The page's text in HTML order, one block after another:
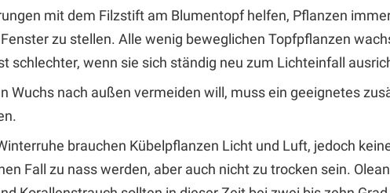
mit dem Filzstift am Blumentopf helfen, Pflanzen
zu stellen. Alle wenig beweglichen Topfpflanzen
schlechter, wenn sie sich ständig neu zum Lichteinfall
Wuchs nach außen vermeiden will, muss ein geeignetes
brauchen Kübelpflanzen Licht und Luft, jedoch
Fall zu nass werden, aber auch nicht zu trocken sein.